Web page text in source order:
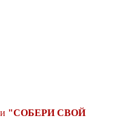
"СОБЕРИ СВОЙ